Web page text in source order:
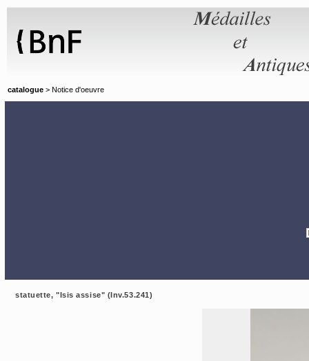
catalogue > Notice d'oeuvre
statuette, "Isis assise" (Inv.53.241)